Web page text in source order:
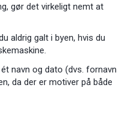
gør det virkeligt nemt at
aldrig galt i byen, hvis du
navn og dato (dvs. fornavn
da der er motiver på både